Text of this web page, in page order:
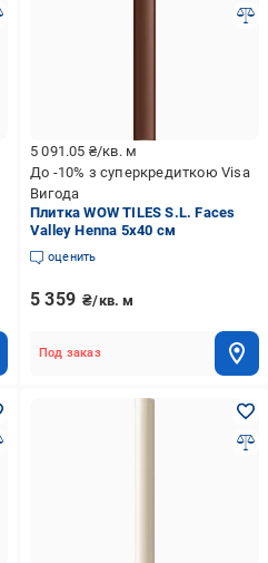
5 091.05 ₴/кв. м
До -10% з суперкредиткою Visa
Вигода
Плитка WOW TILES S.L. Faces
Valley Henna 5x40 см
оценить
5 359 ₴/кв. м
Под заказ